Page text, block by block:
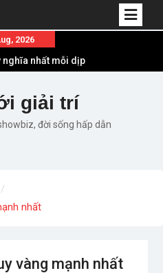
2026
Màn comeback
mùi” quảng cáo
Sản phẩm âm nhạc
nghĩa nhất mỗi dịp
giải trí
đời sống hấp dẫn
nhất
vàng mạnh nhất